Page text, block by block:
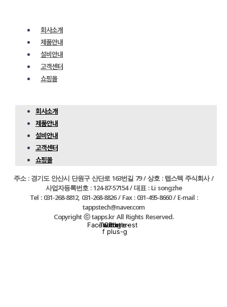
회사소개
제품안내
설비안내
고객센터
쇼핑몰
회사소개
제품안내
설비안내
고객센터
쇼핑몰
주소 : 경기도 안산시 단원구 산단로 163번길 79 / 상호 : 텝스텍 주식회사 /
사업자등록번호 : 124-87-57154 / 대표 : Li songzhe
Tel : 031-268-8812, 031-268-8826 / Fax : 031-495-8660 / E-mail :
tappstech@naver.com
Copyright ⓒ tapps.kr All Rights Reserved.
Facebook-
f
Twitter
Google-
plus-g
Pinterest